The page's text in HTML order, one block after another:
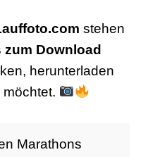
stehen
zum Download
herunterladen
Marathons